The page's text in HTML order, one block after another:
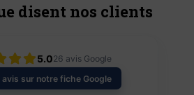
disent nos clients
5.026 avis Google
avis sur notre fiche Google